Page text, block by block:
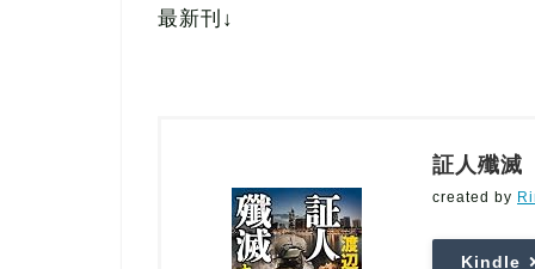
最新刊↓
証人殲滅
created by
Kindle